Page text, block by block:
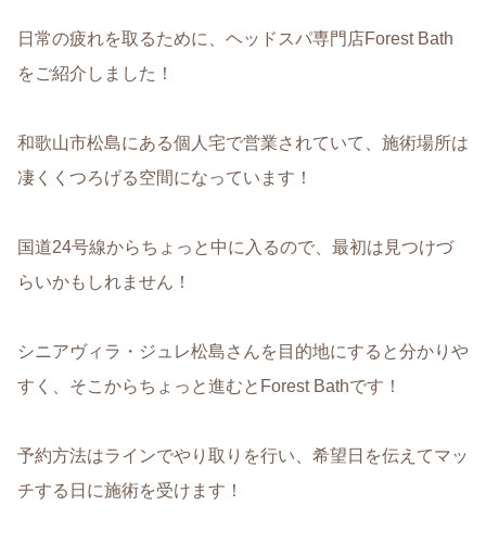
日常の疲れを取るために、ヘッドスパ専門店Forest Bath
をご紹介しました！
和歌山市松島にある個人宅で営業されていて、施術場所は
凄くくつろげる空間になっています！
国道24号線からちょっと中に入るので、最初は見つけづ
らいかもしれません！
シニアヴィラ・ジュレ松島さんを目的地にすると分かりや
すく、そこからちょっと進むとForest Bathです！
予約方法はラインでやり取りを行い、希望日を伝えてマッ
チする日に施術を受けます！